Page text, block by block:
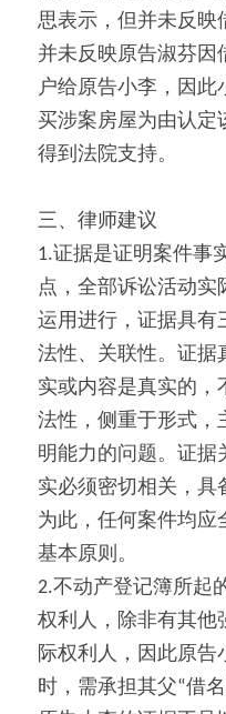
思表示，但并未反映
并未反映原告淑芬因
户给原告小李，因此
买涉案房屋为由认定
得到法院支持。
三、律师建议
1.证据是证明案件事
点，全部诉讼活动实
运用进行，证据具有
法性、关联性。证据
实或内容是真实的，
法性，侧重于形式，
明能力的问题。证据
实必须密切相关，具
为此，任何案件均应
基本原则。
2.不动产登记簿所起
权利人，除非有其他
际权利人，因此原
时，需承担其父“借